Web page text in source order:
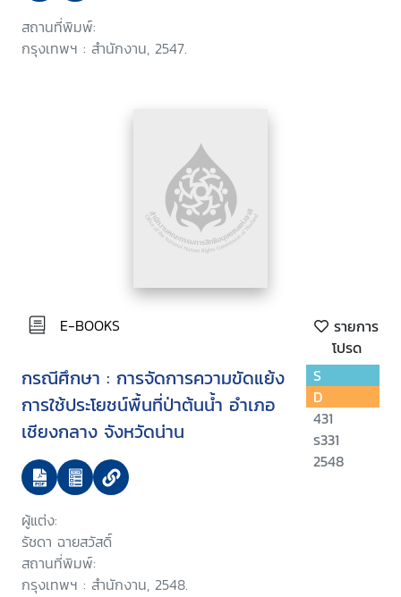
สถานที่พิมพ์:
กรุงเทพฯ : สำนักงาน, 2547.
E-BOOKS
รายการ
โปรด
กรณีศึกษา : การจัดการความขัดแย้ง
การใช้ประโยชน์พื้นที่ป่าต้นน้ำ อำเภอ
เชียงกลาง จังหวัดน่าน
ผู้แต่ง:
รัชดา ฉายสวัสดิ์
สถานที่พิมพ์:
กรุงเทพฯ : สำนักงาน, 2548.
S
D
431
ร331
2548